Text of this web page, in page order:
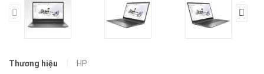
Thương hiệu HP